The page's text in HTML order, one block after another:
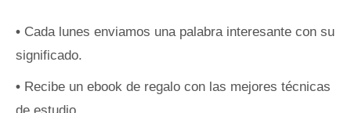
• Cada lunes enviamos una palabra interesante con su
significado.
• Recibe un ebook de regalo con las mejores técnicas
de estudio.